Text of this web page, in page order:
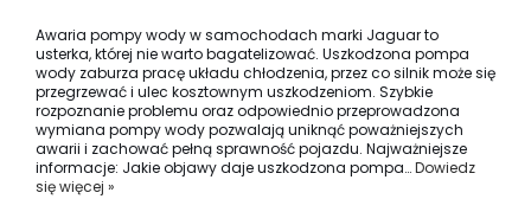
Awaria pompy wody w samochodach marki Jaguar to
usterka, której nie warto bagatelizować. Uszkodzona pompa
wody zaburza pracę układu chłodzenia, przez co silnik może się
przegrzewać i ulec kosztownym uszkodzeniom. Szybkie
rozpoznanie problemu oraz odpowiednio przeprowadzona
wymiana pompy wody pozwalają uniknąć poważniejszych
awarii i zachować pełną sprawność pojazdu. Najważniejsze
informacje: Jakie objawy daje uszkodzona pompa…Dowiedz
się więcej »